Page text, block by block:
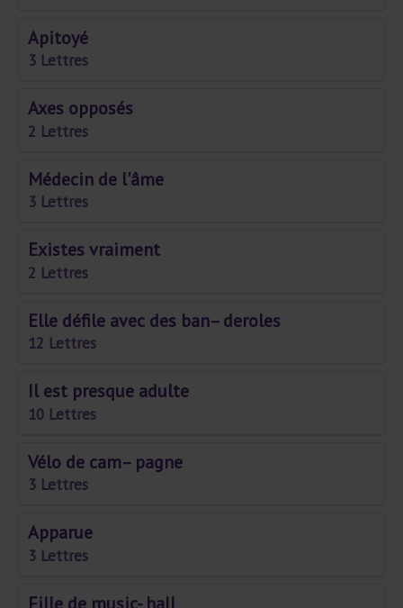
Apitoyé
3 Lettres
Axes opposés
2 Lettres
Médecin de l'âme
3 Lettres
Existes vraiment
2 Lettres
Elle défile avec des ban– deroles
12 Lettres
Il est presque adulte
10 Lettres
Vélo de cam– pagne
3 Lettres
Apparue
3 Lettres